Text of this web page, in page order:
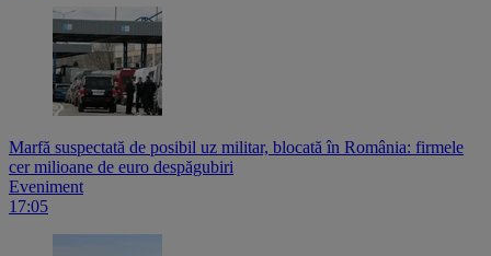
Marfă suspectată de posibil uz militar, blocată în România: firmele
cer milioane de euro despăgubiri
Eveniment
17:05